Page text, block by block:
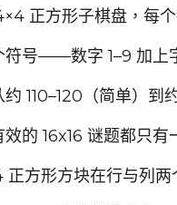
正方形子棋盘，每
符号——数字 1–9 加上
约 110–120（简单）
效的 16x16 谜题都只有
正方形方块在行与列